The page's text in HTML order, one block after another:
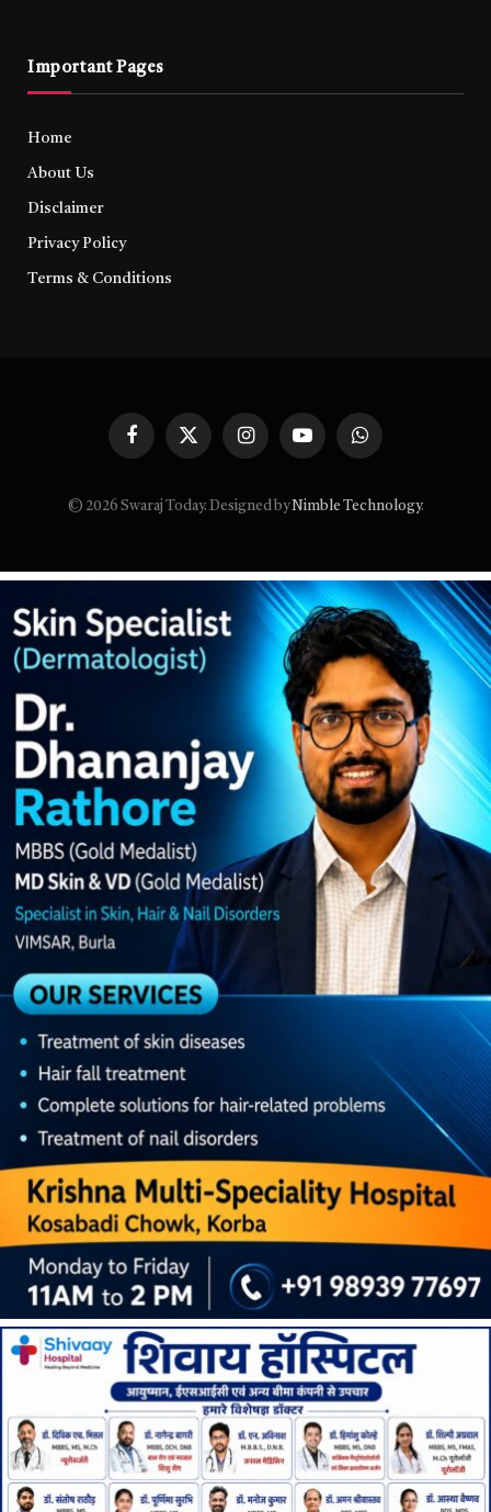
Important Pages
Home
About Us
Disclaimer
Privacy Policy
Terms & Conditions
FacebookX
InstagramYouTubeWhatsApp
© 2026 Swaraj Today. Designed byNimble Technology.